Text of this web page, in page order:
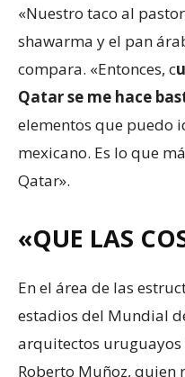
«Nuestro taco al
shawarma y el pan
compara. «Entonces, c
Qatar se me hace
elementos que puedo
mexicano. Es lo que
Qatar».
«QUE LAS
En el área de las
estadios del Mundial
arquitectos uruguayos
Roberto Muñoz, quien